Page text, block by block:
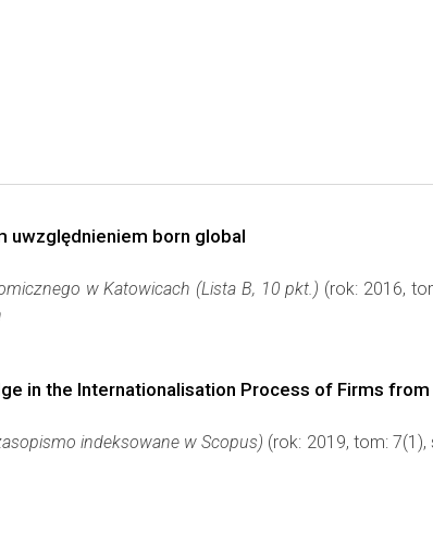
uwzględnieniem born global
w Katowicach (Lista B, 10 pkt.) (rok: 2016,
in the Internationalisation Process of Firms from
indeksowane w Scopus) (rok: 2019, tom: 7(1),